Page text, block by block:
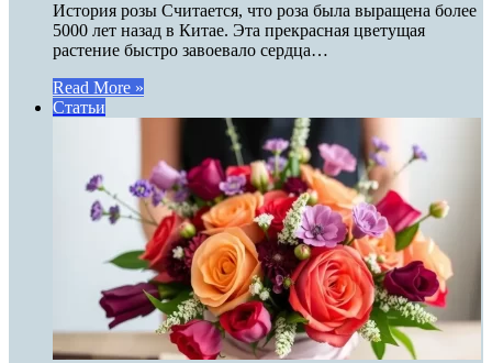
История розы Считается, что роза была выращена более
5000 лет назад в Китае. Эта прекрасная цветущая
растение быстро завоевало сердца…
Read More »
Статьи